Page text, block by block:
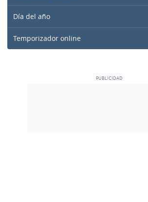
Día del año
Temporizador online